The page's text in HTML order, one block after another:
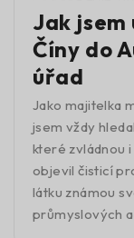
Jak jsem
Číny do
úřad
Jako majitelka
jsem vždy
které zvládnou
objevil čisticí
látku známou
průmyslových